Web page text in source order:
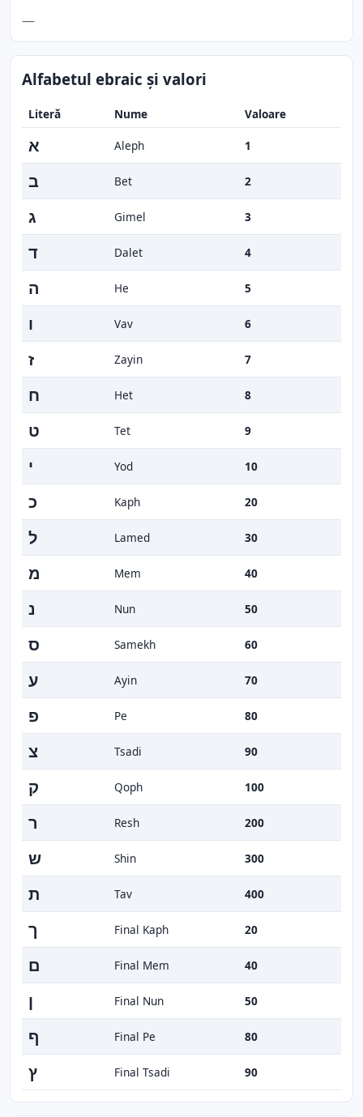
—
Alfabetul ebraic și valori
Literă Nume Valoare
א Aleph 1
ב Bet 2
ג Gimel 3
ד Dalet 4
ה He 5
ו Vav 6
ז Zayin 7
ח Het 8
ט Tet 9
י Yod 10
כ Kaph 20
ל Lamed 30
מ Mem 40
נ Nun 50
ס Samekh 60
ע Ayin 70
פ Pe 80
צ Tsadi 90
ק Qoph 100
ר Resh 200
ש Shin 300
ת Tav 400
ך Final Kaph 20
ם Final Mem 40
ן Final Nun 50
ף Final Pe 80
ץ Final Tsadi 90